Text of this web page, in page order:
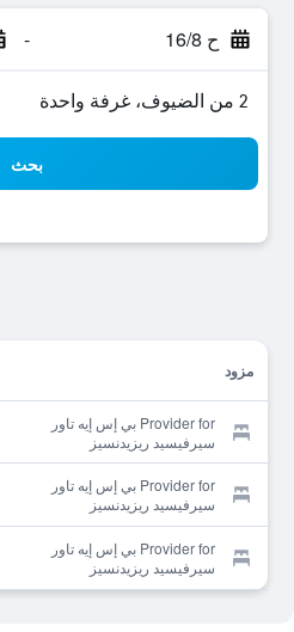
ح 16/8 -
2 من الضيوف، غرفة واحدة
بحث
مزود
Provider for بي إس إيه تاور
سيرفيسيد ريزيدنسيز
Provider for بي إس إيه تاور
سيرفيسيد ريزيدنسيز
Provider for بي إس إيه تاور
سيرفيسيد ريزيدنسيز